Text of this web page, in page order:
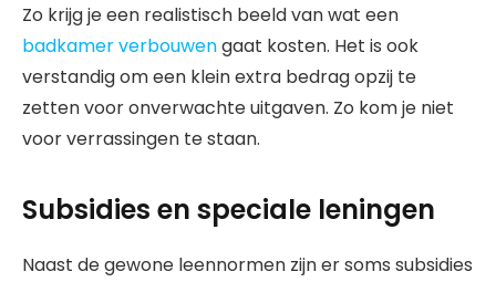
Zo krijg je een realistisch beeld van wat een
badkamer verbouwengaat kosten. Het is ook
verstandig om een klein extra bedrag opzij te
zetten voor onverwachte uitgaven. Zo kom je niet
voor verrassingen te staan.
Subsidies en speciale leningen
Naast de gewone leennormen zijn er soms subsidies